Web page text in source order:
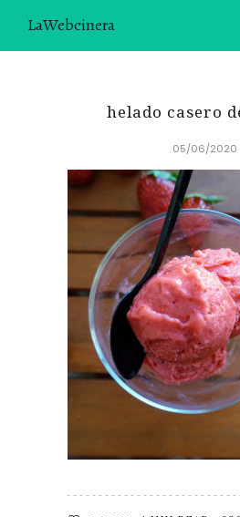
LaWebcinera
CONTACTO
SOBRE MÍ
¿TE GUSTARÍA UNIRTE A
ÓMICA?
ÚNETE A LA NEWSLETTER
RECOMENDACIONES
helado casero
05/06/2020